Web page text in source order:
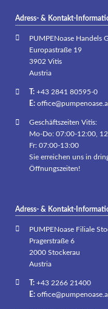
Adress- & Kontakt-
PUMPENoase Handels
Europastraße 19
3902 Vitis
Austria
T:+43 2841 80595-0
E:
Geschäftszeiten Vitis:
Mo-Do: 07:00-12:00,
Fr: 07:00-13:00
Sie erreichen uns in
Öffnungszeiten!
Adress- & Kontakt-
PUMPENoase Filiale
Pragerstraße 6
2000 Stockerau
Austria
T:+43 2266 21400
E: